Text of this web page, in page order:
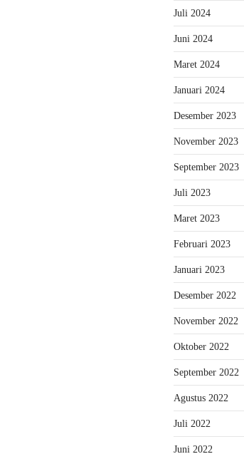
Juli 2024
Juni 2024
Maret 2024
Januari 2024
Desember 2023
November 2023
September 2023
Juli 2023
Maret 2023
Februari 2023
Januari 2023
Desember 2022
November 2022
Oktober 2022
September 2022
Agustus 2022
Juli 2022
Juni 2022